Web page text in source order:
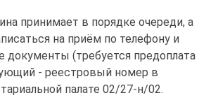
принимает в порядке очереди, а
на приём по телефону и
документы (требуется предоплата
- реестровый номер в
палате 02/27-н/02.